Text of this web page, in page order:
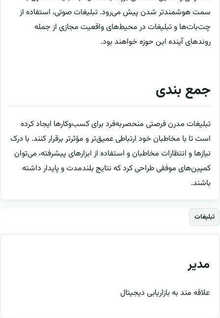
سمت هوشمندتر شدن پیش می‌رود. تبلیغات صوتی، استفاده از
چت‌بات‌ها و تبلیغات در محیط‌های واقعیت مجازی از جمله
روندهای آینده این حوزه خواهند بود.
جمع بندی
تبلیغات مدرن فرصتی منحصربه‌فرد برای کسب‌وکارها ایجاد کرده
است تا با مخاطبان خود ارتباطی عمیق‌تر و مؤثرتر برقرار کنند. با درک
نیازها و انتظارات مخاطبان و استفاده از ابزارهای پیشرفته، می‌توان
کمپین‌های موفقی طراحی کرد که نتایج بلندمدت و پایدار داشته
باشند.
تبلیغات
مدیر
علاقه مند به بازاریابی دیجیتال